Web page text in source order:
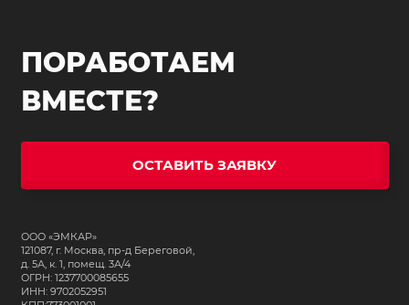
ПОРАБОТАЕМ
ВМЕСТЕ?
ОСТАВИТЬ ЗАЯВКУ
ООО «ЭМКАР»
121087, г. Москва, пр-д Береговой,
д. 5А, к. 1, помещ. 3А/4
ОГРН: 1237700085655
ИНН: 9702052951